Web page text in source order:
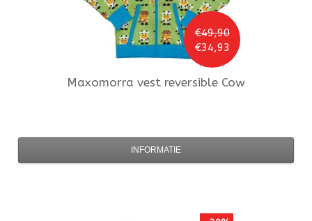
€49,90
€34,93
Maxomorra vest reversible Cow
INFORMATIE